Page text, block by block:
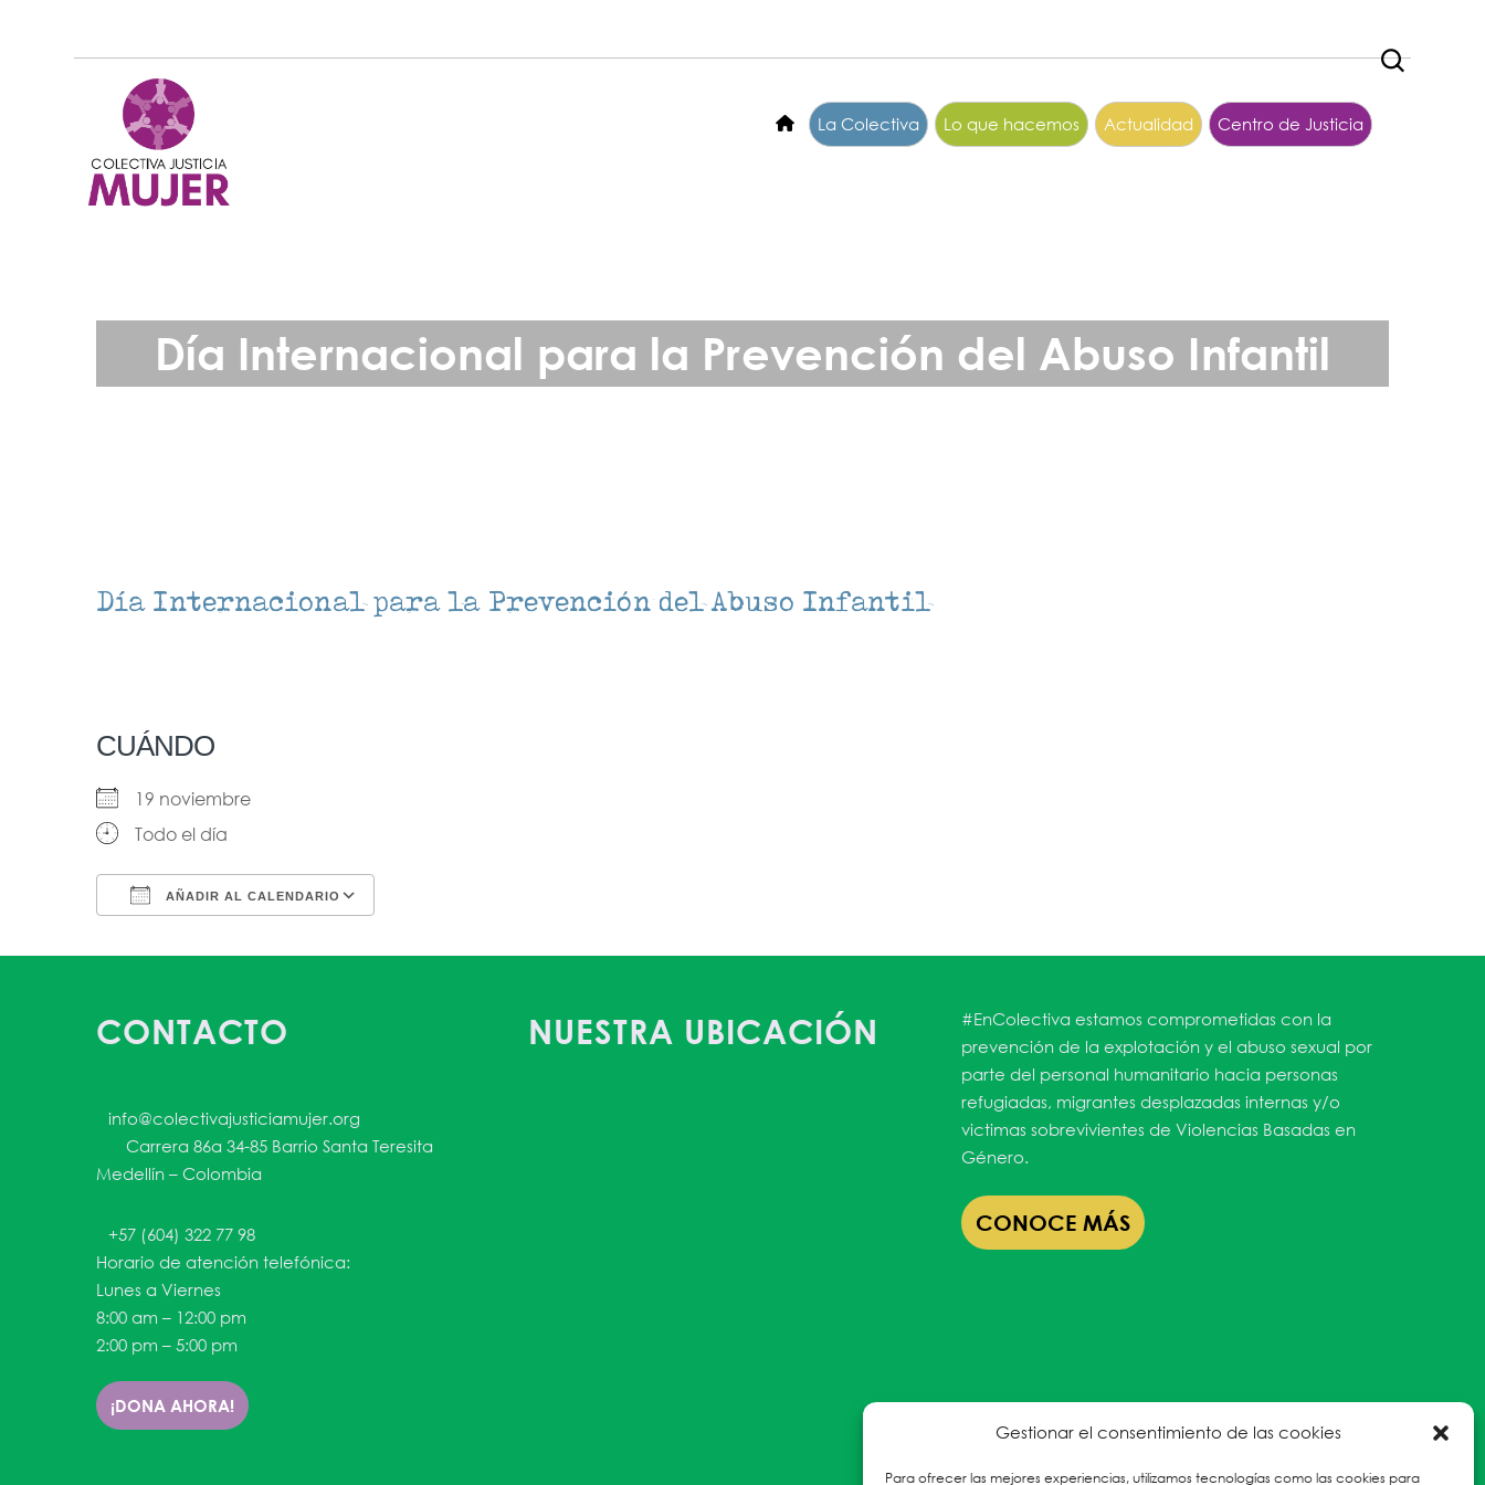
Gestionar el consentimiento de las cookies
Para ofrecer las mejores experiencias, utilizamos tecnologías como las cookies para
La Colectiva Lo que hacemos Actualidad Centro de Justicia
Día Internacional para la Prevención del Abuso Infantil
Día Internacional para la Prevención del Abuso Infantil
CUÁNDO
19 noviembre
Todo el día
AÑADIR AL CALENDARIO
CONTACTO
info@colectivajusticiamujer.org
Carrera 86a 34-85 Barrio Santa Teresita
Medellín – Colombia
+57 (604) 322 77 98
Horario de atención telefónica:
Lunes a Viernes
8:00 am – 12:00 pm
2:00 pm – 5:00 pm
¡DONA AHORA!
NUESTRA UBICACIÓN
#EnColectiva estamos comprometidas con la
prevención de la explotación y el abuso sexual por
parte del personal humanitario hacia personas
refugiadas, migrantes desplazadas internas y/o
victimas sobrevivientes de Violencias Basadas en
Género.
CONOCE MÁS